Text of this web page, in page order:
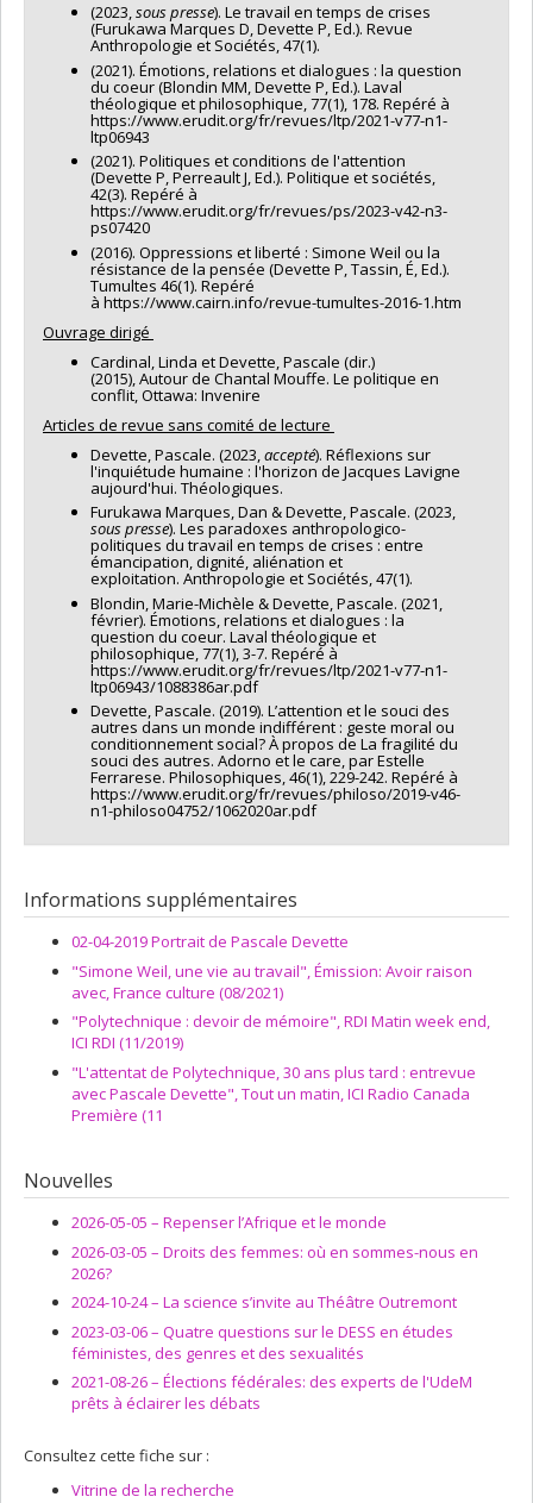
(2023,sous presse). Le travail en temps de crises
(Furukawa Marques D, Devette P, Ed.). Revue
Anthropologie et Sociétés, 47(1).
(2021). Émotions, relations et dialogues : la question
du coeur (Blondin MM, Devette P, Ed.). Laval
théologique et philosophique, 77(1), 178. Repéré à
https://www.erudit.org/fr/revues/ltp/2021-v77-n1-
ltp06943
(2021). Politiques et conditions de l'attention
(Devette P, Perreault J, Ed.). Politique et sociétés,
42(3). Repéré à
https://www.erudit.org/fr/revues/ps/2023-v42-n3-
ps07420
(2016). Oppressions et liberté : Simone Weil ou la
résistance de la pensée (Devette P, Tassin, É, Ed.).
Tumultes 46(1). Repéré
à https://www.cairn.info/revue-tumultes-2016-1.htm
Ouvrage dirigé
Cardinal, Linda et Devette, Pascale (dir.)
(2015), Autour de Chantal Mouffe. Le politique en
conflit, Ottawa: Invenire
Articles de revue sans comité de lecture
Devette, Pascale. (2023, accepté). Réflexions sur
l'inquiétude humaine : l'horizon de Jacques Lavigne
aujourd'hui. Théologiques.
Furukawa Marques, Dan & Devette, Pascale. (2023,
sous presse). Les paradoxes anthropologico-
politiques du travail en temps de crises : entre
émancipation, dignité, aliénation et
exploitation. Anthropologie et Sociétés, 47(1).
Blondin, Marie-Michèle & Devette, Pascale. (2021,
février). Émotions, relations et dialogues : la
question du coeur. Laval théologique et
philosophique, 77(1), 3-7. Repéré à
https://www.erudit.org/fr/revues/ltp/2021-v77-n1-
ltp06943/1088386ar.pdf
Devette, Pascale. (2019). L’attention et le souci des
autres dans un monde indifférent : geste moral ou
conditionnement social? À propos de La fragilité du
souci des autres. Adorno et le care, par Estelle
Ferrarese. Philosophiques, 46(1), 229-242. Repéré à
https://www.erudit.org/fr/revues/philoso/2019-v46-
n1-philoso04752/1062020ar.pdf
Informations supplémentaires
02-04-2019 Portrait de Pascale Devette
"Simone Weil, une vie au travail", Émission: Avoir raison
avec, France culture (08/2021)
"Polytechnique : devoir de mémoire", RDI Matin week end,
ICI RDI (11/2019)
"L'attentat de Polytechnique, 30 ans plus tard : entrevue
avec Pascale Devette", Tout un matin, ICI Radio Canada
Première (11
Nouvelles
2026-05-05 – Repenser l’Afrique et le monde
2026-03-05 – Droits des femmes: où en sommes-nous en
2026?
2024-10-24 – La science s’invite au Théâtre Outremont
2023-03-06 – Quatre questions sur le DESS en études
féministes, des genres et des sexualités
2021-08-26 – Élections fédérales: des experts de l'UdeM
prêts à éclairer les débats
Consultez cette fiche sur :
Vitrine de la recherche